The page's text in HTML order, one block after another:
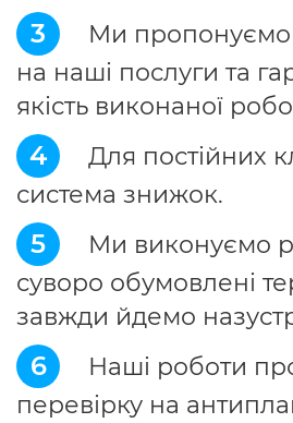
3
Ми пропонуємо
на наші послуги та
якість виконаної
4
Для постійних
система знижок.
5
Ми виконуємо
суворо обумовлені
завжди йдемо
6
Наші роботи
перевірку на